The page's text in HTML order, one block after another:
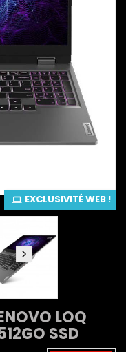
EXCLUSIVITÉ WEB !
LOQ
SSD